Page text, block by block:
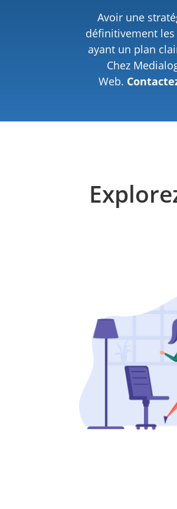
Avoir une
définitivement les
ayant un plan
Chez
Web.